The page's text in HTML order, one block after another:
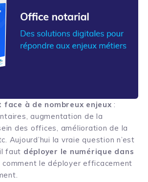
à de nombreux enjeux :
augmentation de la
des offices, amélioration de la
Aujourd’hui la vraie question n’est
faut déployer le numérique dans
comment le déployer efficacement